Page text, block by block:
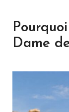
Dame